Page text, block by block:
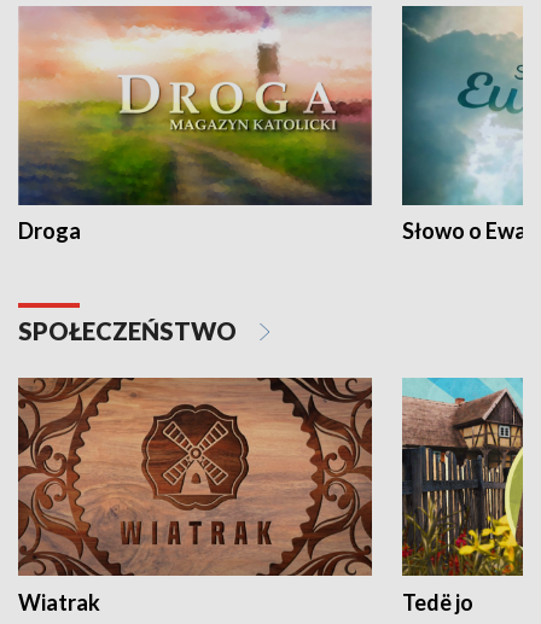
Droga Słowo o
SPOŁECZEŃSTWO
Wiatrak Tedë jo